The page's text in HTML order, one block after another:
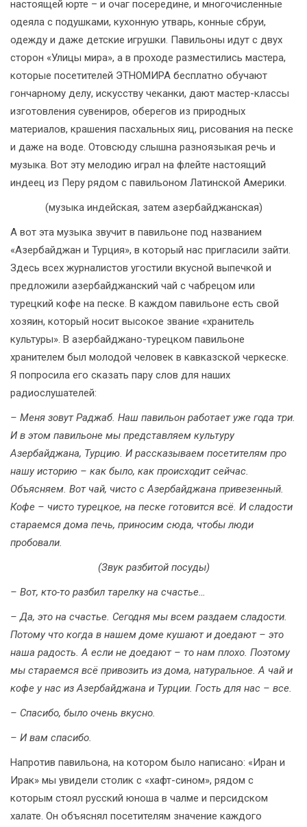
настоящей юрте – и очаг посередине, и многочисленные
одеяла с подушками, кухонную утварь, конные сбруи,
одежду и даже детские игрушки. Павильоны идут с двух
сторон «Улицы мира», а в проходе разместились мастера,
которые посетителей ЭТНОМИРА бесплатно обучают
гончарному делу, искусству чеканки, дают мастер-классы
изготовления сувениров, оберегов из природных
материалов, крашения пасхальных яиц, рисования на песке
и даже на воде. Отовсюду слышна разноязыкая речь и
музыка. Вот эту мелодию играл на флейте настоящий
индеец из Перу рядом с павильоном Латинской Америки.
(музыка индейская, затем азербайджанская)
А вот эта музыка звучит в павильоне под названием
«Азербайджан и Турция», в который нас пригласили зайти.
Здесь всех журналистов угостили вкусной выпечкой и
предложили азербайджанский чай с чабрецом или
турецкий кофе на песке. В каждом павильоне есть свой
хозяин, который носит высокое звание «хранитель
культуры». В азербайджано-турецком павильоне
хранителем был молодой человек в кавказской черкеске.
Я попросила его сказать пару слов для наших
радиослушателей:
– Меня зовут Раджаб. Наш павильон работает уже года три.
И в этом павильоне мы представляем культуру
Азербайджана, Турцию. И рассказываем посетителям про
нашу историю – как было, как происходит сейчас.
Объясняем. Вот чай, чисто с Азербайджана привезенный.
Кофе – чисто турецкое, на песке готовится всё. И сладости
стараемся дома печь, приносим сюда, чтобы люди
пробовали.
(Звук разбитой посуды)
– Вот, кто-то разбил тарелку на счастье…
– Да, это на счастье. Сегодня мы всем раздаем сладости.
Потому что когда в нашем доме кушают и доедают – это
наша радость. А если не доедают – то нам плохо. Поэтому
мы стараемся всё привозить из дома, натуральное. А чай и
кофе у нас из Азербайджана и Турции. Гость для нас – все.
– Спасибо, было очень вкусно.
– И вам спасибо.
Напротив павильона, на котором было написано: «Иран и
Ирак» мы увидели столик с «хафт-сином», рядом с
которым стоял русский юноша в чалме и персидском
халате. Он объяснял посетителям значение каждого